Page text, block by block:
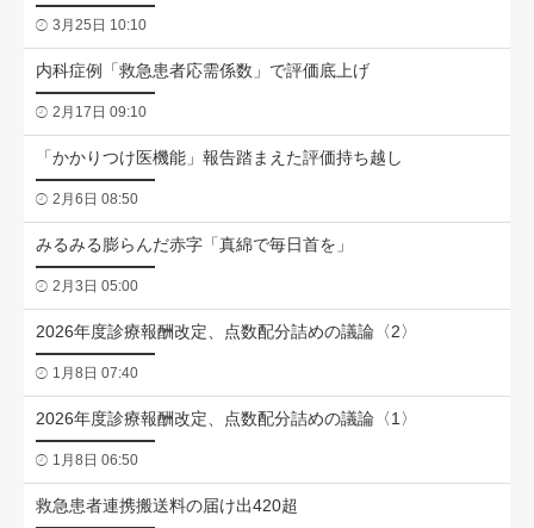
3月25日 10:10
内科症例「救急患者応需係数」で評価底上げ
2月17日 09:10
「かかりつけ医機能」報告踏まえた評価持ち越し
2月6日 08:50
みるみる膨らんだ赤字「真綿で毎日首を」
2月3日 05:00
2026年度診療報酬改定、点数配分詰めの議論〈2〉
1月8日 07:40
2026年度診療報酬改定、点数配分詰めの議論〈1〉
1月8日 06:50
救急患者連携搬送料の届け出420超